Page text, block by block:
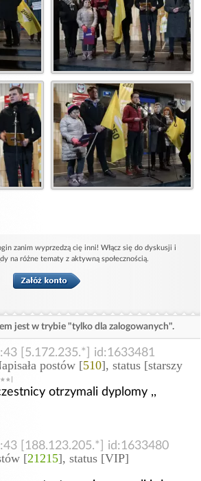
zanim wyprzedzą cię inni! Włącz się do dyskusji i
na różne tematy z aktywną społecznością.
jest w trybie "tylko dla zalogowanych".
[5.172.235.*] id:1633481
postów [510], status [starszy
otrzymali dyplomy ,,
[188.123.205.*] id:1633480
[21215], status [VIP]